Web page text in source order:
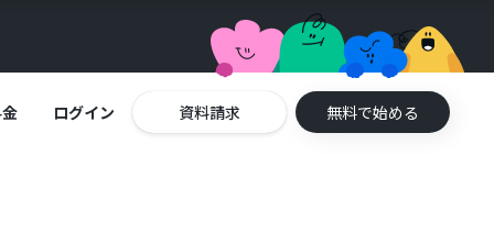
ログイン 資料請求 無料で始める